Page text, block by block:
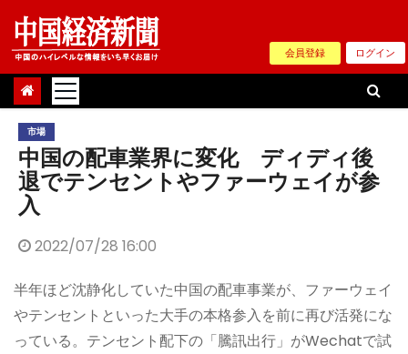
Skip
content
会員登録 ログイン
市場
中国の配車業界に変化 ディディ後
退でテンセントやファーウェイが参
入
2022/07/28 16:00
半年ほど沈静化していた中国の配車事業が、ファーウェイ
やテンセントといった大手の本格参入を前に再び活発にな
っている。テンセント配下の「騰訊出行」がWechatで試